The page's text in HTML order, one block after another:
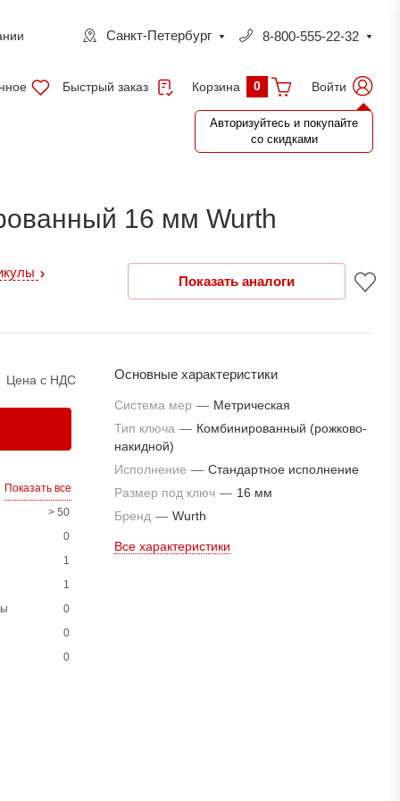
Санкт-Петербург 8-800-555-22-32
Быстрый заказ Корзина 0 Войти
Авторизуйтесь и покупайте
со скидками
16 мм Wurth
Показать аналоги
Цена с НДС
Показать все
> 50
0
1
1
0
0
0
Основные характеристики
Система мер — Метрическая
Тип ключа — Комбинированный (рожково-
накидной)
Исполнение — Стандартное исполнение
Размер под ключ — 16 мм
Бренд — Wurth
Все характеристики